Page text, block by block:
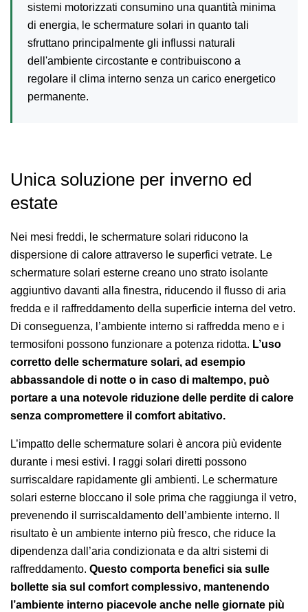
sistemi motorizzati consumino una quantità minima
di energia, le schermature solari in quanto tali
sfruttano principalmente gli influssi naturali
dell'ambiente circostante e contribuiscono a
regolare il clima interno senza un carico energetico
permanente.
Unica soluzione per inverno ed
estate
Nei mesi freddi, le schermature solari riducono la
dispersione di calore attraverso le superfici vetrate. Le
schermature solari esterne creano uno strato isolante
aggiuntivo davanti alla finestra, riducendo il flusso di aria
fredda e il raffreddamento della superficie interna del vetro.
Di conseguenza, l’ambiente interno si raffredda meno e i
termosifoni possono funzionare a potenza ridotta. L’uso
corretto delle schermature solari, ad esempio
abbassandole di notte o in caso di maltempo, può
portare a una notevole riduzione delle perdite di calore
senza compromettere il comfort abitativo.
L’impatto delle schermature solari è ancora più evidente
durante i mesi estivi. I raggi solari diretti possono
surriscaldare rapidamente gli ambienti. Le schermature
solari esterne bloccano il sole prima che raggiunga il vetro,
prevenendo il surriscaldamento dell’ambiente interno. Il
risultato è un ambiente interno più fresco, che riduce la
dipendenza dall’aria condizionata e da altri sistemi di
raffreddamento. Questo comporta benefici sia sulle
bollette sia sul comfort complessivo, mantenendo
l’ambiente interno piacevole anche nelle giornate più